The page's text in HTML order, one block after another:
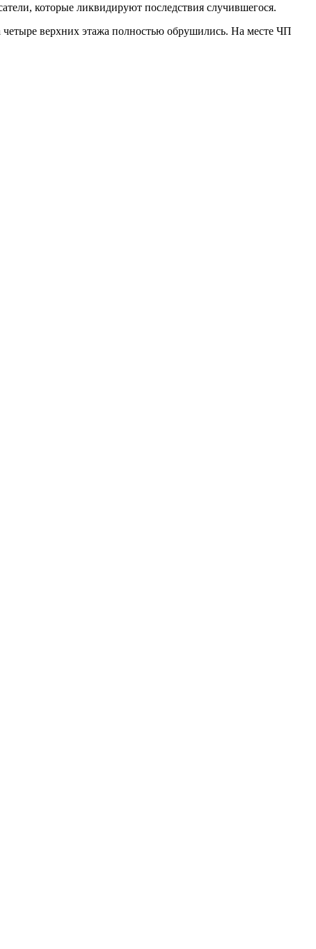
которые ликвидируют последствия случившегося.
четыре верхних этажа полностью обрушились. На месте ЧП